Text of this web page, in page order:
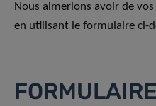
Nous aimerions avoir de
en utilisant le formulaire ci-